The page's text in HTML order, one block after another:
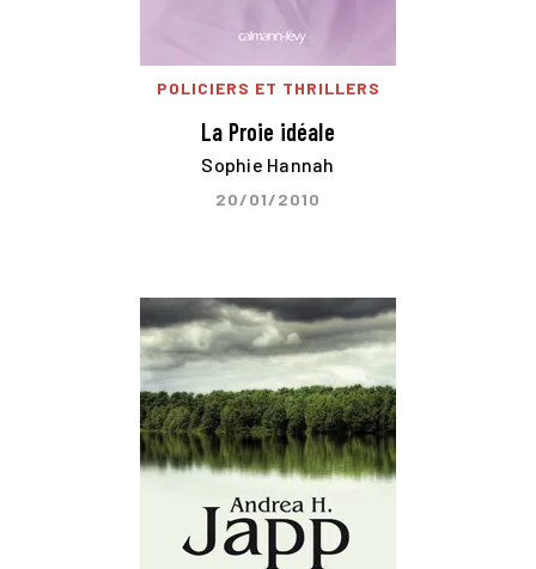
POLICIERS ET THRILLERS
La Proie idéale
Sophie Hannah
20/01/2010